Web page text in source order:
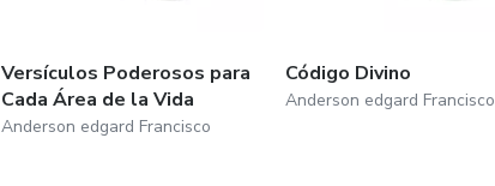
Versículos Poderosos para
Cada Área de la Vida
Anderson edgard Francisco
Código Divino
Anderson edgard Francisco